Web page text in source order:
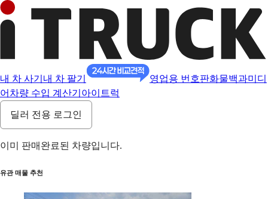
내 차 사기 내 차 팔기 영업용 번호판화물백과미디
어 차량 수입 계산기 아이트럭
딜러 전용 로그인
이미 판매완료된 차량입니다.
유관 매물 추천